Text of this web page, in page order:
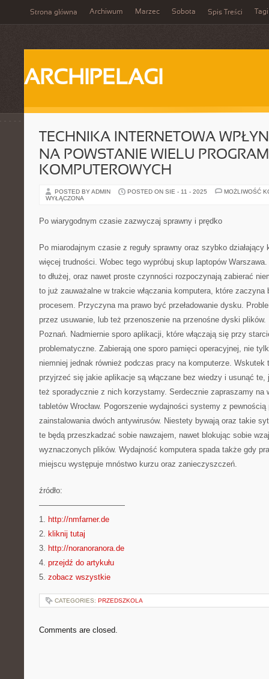
Strona główna Archiwum Marzec Sobota Spis Treści Tagi
ARCHIPELAGI
TECHNIKA INTERNETOWA
NA POWSTANIE WIELU
KOMPUTEROWYCH
POSTED BY ADMIN POSTED ON SIE - 11 - 2025
MOŻLIWOŚĆ
WYŁĄCZONA
Po wiarygodnym czasie zazwyczaj sprawny i prędko
Po miarodajnym czasie z reguły sprawny oraz szybko
więcej trudności. Wobec tego wypróbuj skup laptopów
to dłużej, oraz nawet proste czynności rozpoczynają zabierać
to już zauważalne w trakcie włączania komputera, które zaczyna
procesem. Przyczyna ma prawo być przeładowanie dysku.
przez usuwanie, lub też przenoszenie na przenośne dyski
Poznań. Nadmiernie sporo aplikacji, które włączają się przy
problematyczne. Zabierają one sporo pamięci operacyjnej, nie
niemniej jednak również podczas pracy na komputerze. Wskutek
przyjrzeć się jakie aplikacje są włączane bez wiedzy i usunąć
też sporadycznie z nich korzystamy. Serdecznie zapraszamy na
tabletów Wrocław. Pogorszenie wydajności systemy z
zainstalowania dwóch antywirusów. Niestety bywają oraz takie
te będą przeszkadzać sobie nawzajem, nawet blokując sobie
wyznaczonych plików. Wydajność komputera spada także gdy
miejscu występuje mnóstwo kurzu oraz zanieczyszczeń.
źródło:
———————————
1. http://nmfarner.de
2. kliknij tutaj
3. http://noranoranora.de
4. przejdź do artykułu
5. zobacz wszystkie
CATEGORIES: PRZEDSZKOLA
Comments are closed.